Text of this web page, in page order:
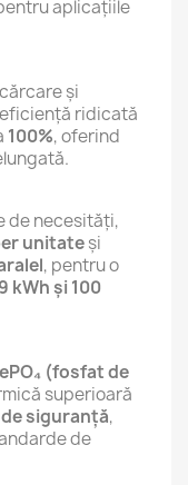
aplicațiile
și
eficiență ridicată
100%, oferind
de necesități,
unitateși
, pentru o
9 kWh și 100
(fosfat de
superioară
siguranță,
de